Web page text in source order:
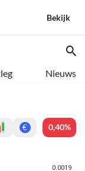
Bekijk
Nieuws
€ 0,40%